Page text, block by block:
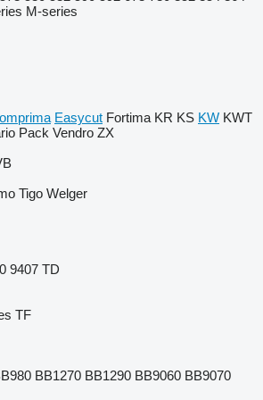
M-series
Easycut Fortima KR KS KW KWT
Pack Vendro ZX
Tigo Welger
9407 TD
TF
BB1270 BB1290 BB9060 BB9070